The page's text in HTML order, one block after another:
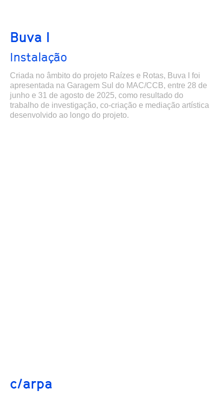
Buva I
Instalação
Criada no âmbito do projeto Raízes e Rotas, Buva I foi
apresentada na Garagem Sul do MAC/CCB, entre 28 de
junho e 31 de agosto de 2025, como resultado do
trabalho de investigação, co-criação e mediação artística
desenvolvido ao longo do projeto.
c/arpa